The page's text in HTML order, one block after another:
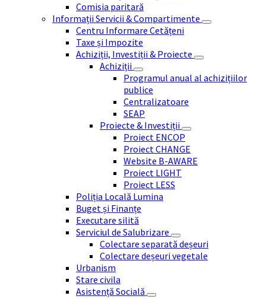
Comisia paritară
Informații Servicii & Compartimente
Centru Informare Cetățeni
Taxe și Impozite
Achiziții, Investiții & Proiecte
Achiziții
Programul anual al achizițiilor
publice
Centralizatoare
SEAP
Proiecte & Investiții
Proiect ENCOP
Proiect CHANGE
Website B-AWARE
Proiect LIGHT
Proiect LESS
Poliția Locală Lumina
Buget și Finanțe
Executare silită
Serviciul de Salubrizare
Colectare separată deșeuri
Colectare deșeuri vegetale
Urbanism
Stare civila
Asistență Socială